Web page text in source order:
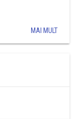
MAI MULT